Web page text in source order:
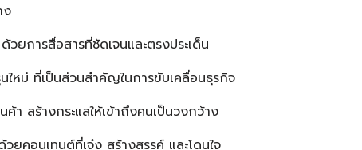
ง
ด้วยการสื่อสารที่ชัดเจนและตรงประเด็น
ใหม่ ที่เป็นส่วนสำคัญในการขับเคลื่อนธุรกิจ
นค้า สร้างกระแสให้เข้าถึงคนเป็นวงกว้าง
คอนเทนต์ที่เจ๋ง สร้างสรรค์ และโดนใจ